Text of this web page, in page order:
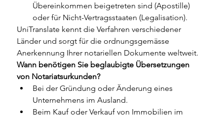
Übereinkommen beigetreten sind (Apostille)
oder für Nicht-Vertragsstaaten (Legalisation).
UniTranslate kennt die Verfahren verschiedener
Länder und sorgt für die ordnungsgemässe
Anerkennung Ihrer notariellen Dokumente weltweit.
Wann benötigen Sie beglaubigte Übersetzungen
von Notariatsurkunden?
Bei der Gründung oder Änderung eines
Unternehmens im Ausland.
Beim Kauf oder Verkauf von Immobilien im